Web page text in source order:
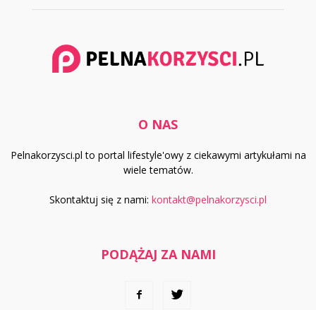
O NAS
Pelnakorzysci.pl to portal lifestyle'owy z ciekawymi artykułami na
wiele tematów.
Skontaktuj się z nami: kontakt@pelnakorzysci.pl
PODĄŻAJ ZA NAMI